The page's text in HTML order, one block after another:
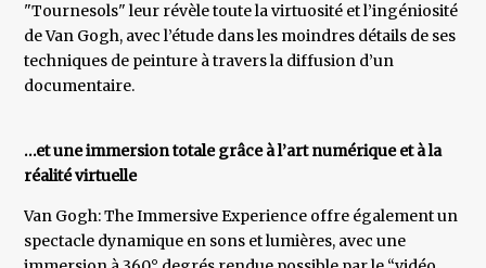
"Tournesols" leur révèle toute la virtuosité et l’ingéniosité
de Van Gogh, avec l’étude dans les moindres détails de ses
techniques de peinture à travers la diffusion d’un
documentaire.
…et une immersion totale grâce à l’art numérique et à la
réalité virtuelle
Van Gogh: The Immersive Experience offre également un
spectacle dynamique en sons et lumières, avec une